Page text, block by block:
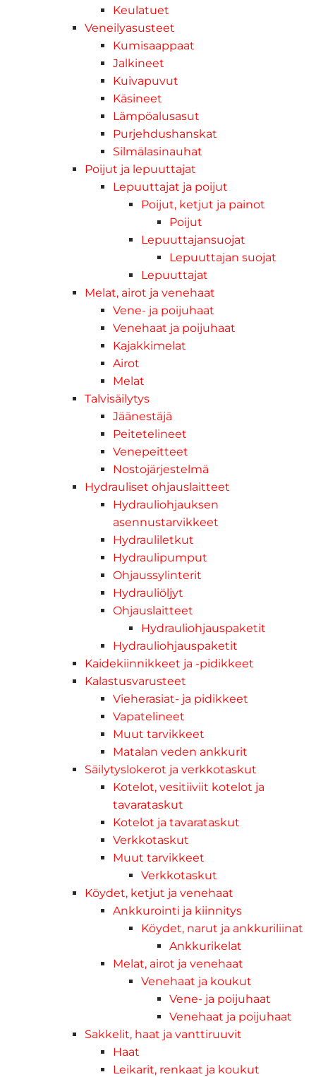
Keulatuet
Veneilyasusteet
Kumisaappaat
Jalkineet
Kuivapuvut
Käsineet
Lämpöalusasut
Purjehdushanskat
Silmälasinauhat
Poijut ja lepuuttajat
Lepuuttajat ja poijut
Poijut, ketjut ja painot
Poijut
Lepuuttajansuojat
Lepuuttajan suojat
Lepuuttajat
Melat, airot ja venehaat
Vene- ja poijuhaat
Venehaat ja poijuhaat
Kajakkimelat
Airot
Melat
Talvisäilytys
Jäänestäjä
Peitetelineet
Venepeitteet
Nostojärjestelmä
Hydrauliset ohjauslaitteet
Hydrauliohjauksen
asennustarvikkeet
Hydrauliletkut
Hydraulipumput
Ohjaussylinterit
Hydrauliöljyt
Ohjauslaitteet
Hydrauliohjauspaketit
Hydrauliohjauspaketit
Kaidekiinnikkeet ja -pidikkeet
Kalastusvarusteet
Vieherasiat- ja pidikkeet
Vapatelineet
Muut tarvikkeet
Matalan veden ankkurit
Säilytyslokerot ja verkkotaskut
Kotelot, vesitiiviit kotelot ja
tavarataskut
Kotelot ja tavarataskut
Verkkotaskut
Muut tarvikkeet
Verkkotaskut
Köydet, ketjut ja venehaat
Ankkurointi ja kiinnitys
Köydet, narut ja ankkuriliinat
Ankkurikelat
Melat, airot ja venehaat
Venehaat ja koukut
Vene- ja poijuhaat
Venehaat ja poijuhaat
Sakkelit, haat ja vanttiruuvit
Haat
Leikarit, renkaat ja koukut